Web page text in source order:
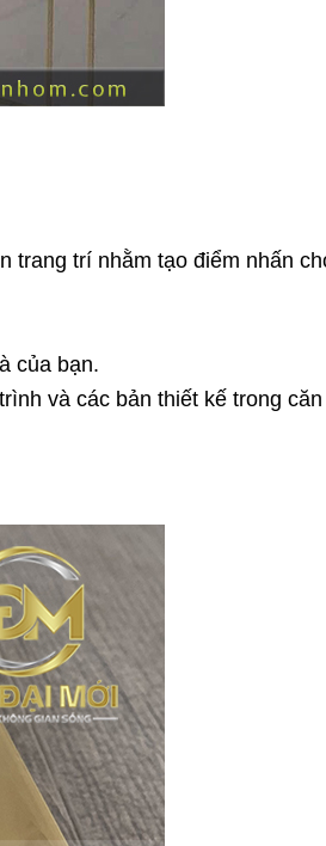
trang trí nhằm tạo điểm nhấn
của bạn.
và các bản thiết kế trong